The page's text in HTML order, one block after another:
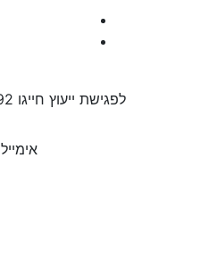
לפגישת ייעוץ חייגו 077-727-7992
אימייל